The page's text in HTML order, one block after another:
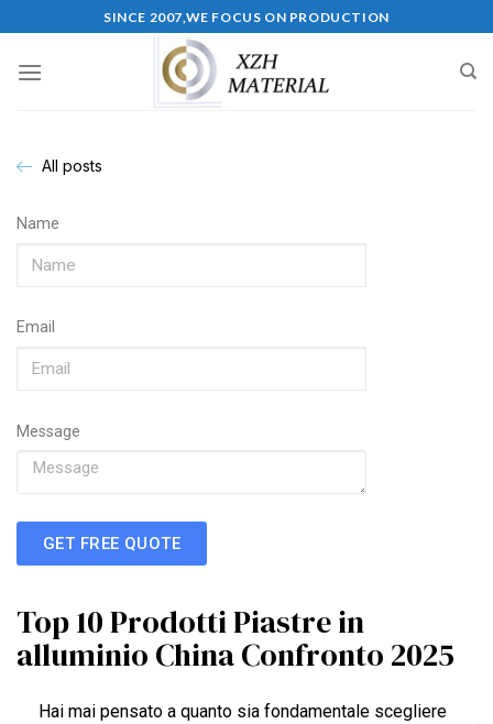
SINCE 2007,WE FOCUS ON PRODUCTION
All posts
Name
Email
Message
GET FREE QUOTE
Top 10 Prodotti Piastre in
alluminio China Confronto 2025
Hai mai pensato a quanto sia fondamentale scegliere